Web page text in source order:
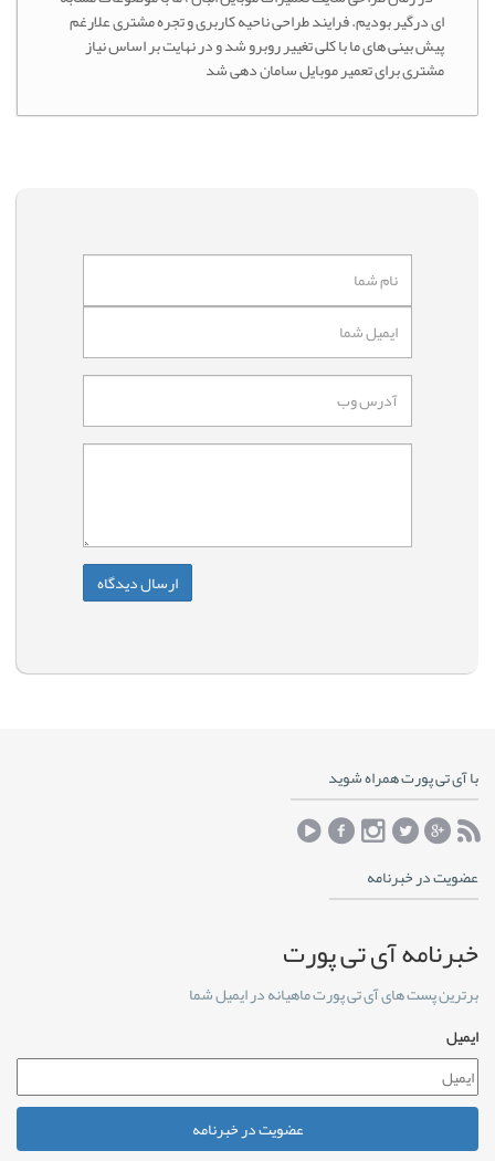
ای درگیر بودیم. فرایند طراحی ناحیه کاربری و تجره مشتری علارغم
پیش بینی های ما با کلی تغییر روبرو شد و در نهایت بر اساس نیاز
مشتری برای تعمیر موبایل سامان دهی شد
با آی تی پورت همراه شوید
عضویت در خبرنامه
خبرنامه آی تی پورت
برترین پست های آی تی پورت ماهیانه در ایمیل شما
ایمیل
عضویت در خبرنامه